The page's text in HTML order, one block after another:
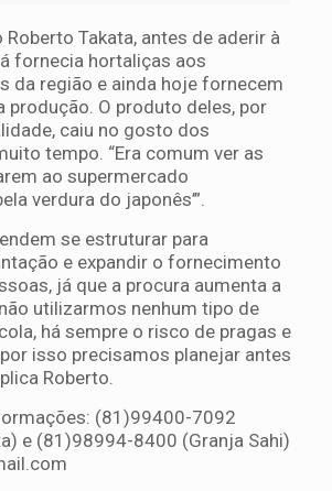
Takata, antes de aderir à
fornecia hortaliças aos
da região e ainda hoje fornecem
produção. O produto deles, por
caiu no gosto dos
tempo. “Era comum ver as
ao supermercado
verdura do japonês’”.
se estruturar para
e expandir o fornecimento
já que a procura aumenta a
utilizarmos nenhum tipo de
há sempre o risco de pragas e
isso precisamos planejar antes
Roberto.
(81)99400-7092
e (81)98994-8400 (Granja Sahi)